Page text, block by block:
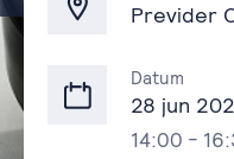
Previder
Datum
28 jun
14:00 -